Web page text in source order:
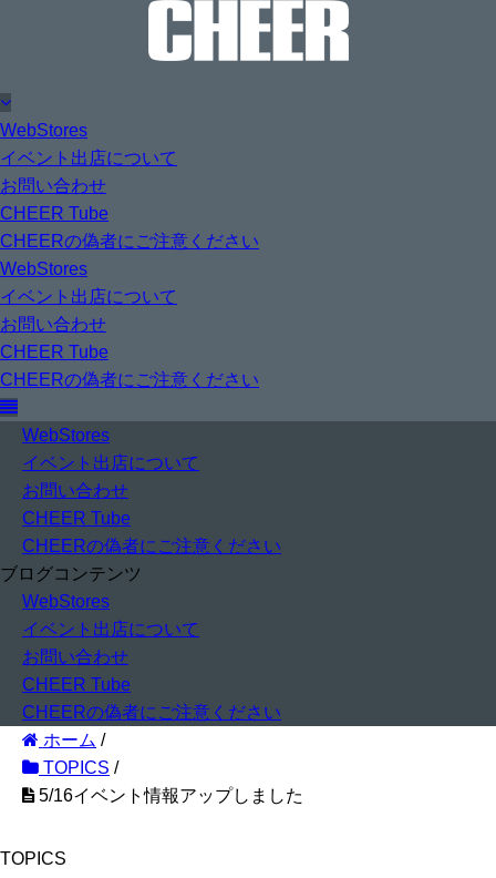
WebStores
イベント出店について
お問い合わせ
CHEER Tube
CHEERの偽者にご注意ください
WebStores
イベント出店について
お問い合わせ
CHEER Tube
CHEERの偽者にご注意ください
WebStores
イベント出店について
お問い合わせ
CHEER Tube
CHEERの偽者にご注意ください
ブログコンテンツ
WebStores
イベント出店について
お問い合わせ
CHEER Tube
CHEERの偽者にご注意ください
ホーム /
TOPICS /
5/16イベント情報アップしました
TOPICS